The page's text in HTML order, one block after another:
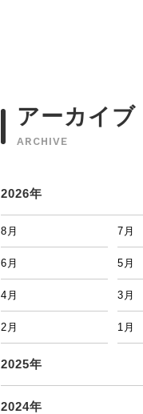
アーカイブ
ARCHIVE
2026年
8月 7月
6月 5月
4月 3月
2月 1月
2025年
2024年